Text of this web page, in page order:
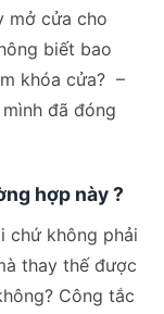
mở cửa cho
biết bao
khóa cửa? –
đã đóng
hợp này ?
chứ không phải
thay thế được
Công tắc